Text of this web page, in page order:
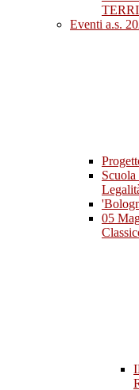
Eventi a.s.
05